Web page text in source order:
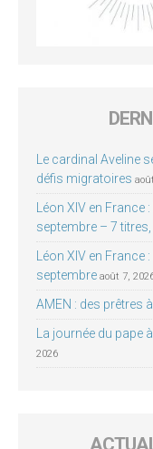
Le cardinal Aveline
défis migratoires
Léon XIV en France
septembre – 7
Léon XIV en France
septembre août 7,
AMEN : des prêtres
La journée du pape
2026